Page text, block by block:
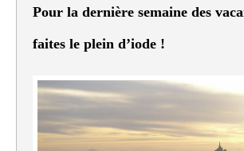
Pour la dernière semaine des
faites le plein d’iode !